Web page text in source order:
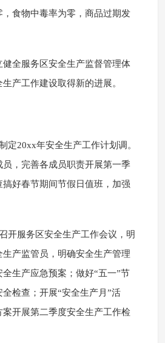
食物中毒率为零，商品过期发
健全服务区安全生产监督管理体
产工作建设取得新的进展。
定20xx年安全生产工作计划调。
，完善各成员职责开展第一季
搞好春节期间节假日值班，加强
开服务区安全生产工作会议，明
产监管员，明确安全生产管理
全生产应急预案；做好“五一”节
检查；开展“安全生产月”活
开展第二季度安全生产工作检